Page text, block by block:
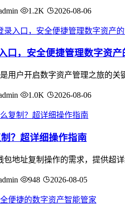
1.2K 2026-08-06
口，安全便捷管理数字资产
用户开启数字资产管理之旅的
1.0K 2026-08-06
？超详细操作指南
包地址复制操作的需求，提供超
948 2026-08-05